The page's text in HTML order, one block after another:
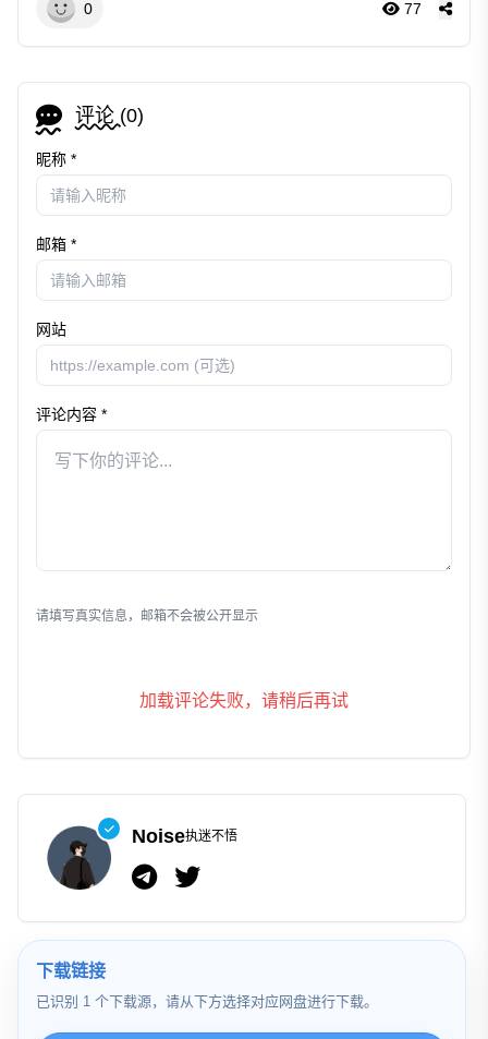
0 77
评论 (0)
昵称 *
邮箱 *
网站
评论内容 *
请填写真实信息，邮箱不会被公开显示
加载评论失败，请稍后再试
Noise执迷不悟
下载链接
已识别 1 个下载源，请从下方选择对应网盘进行下载。